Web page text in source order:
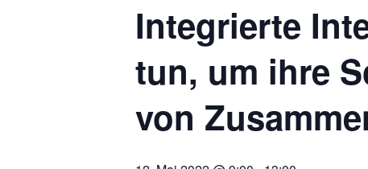
Integrierte
tun, um ihre
von